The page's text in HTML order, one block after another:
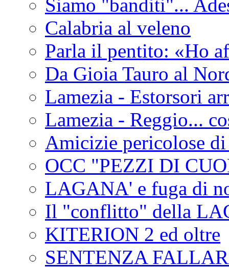
Siamo "banditi"...
Calabria al veleno
Parla il pentito: «Ho
Da Gioia Tauro al
Lamezia - Estorsori
Lamezia - Reggio...
Amicizie pericolose
OCC "PEZZI DI
LAGANA' e fuga di
Il "conflitto" della
KITERION 2 ed oltre
SENTENZA